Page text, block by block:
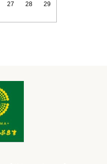
27 28
29